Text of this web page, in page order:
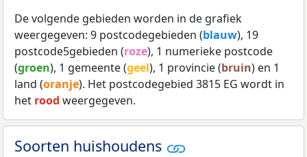
De volgende gebieden worden in de grafiek
weergegeven: 9 postcodegebieden (blauw), 19
postcode5gebieden (roze), 1 numerieke postcode
(groen), 1 gemeente (geel), 1 provincie (bruin) en 1
land (oranje). Het postcodegebied 3815 EG wordt in
het rood weergegeven.
Soorten huishoudens